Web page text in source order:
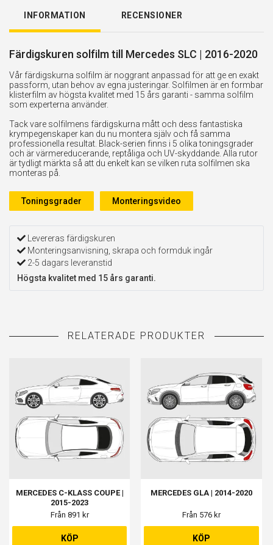
INFORMATION RECENSIONER
Färdigskuren solfilm till Mercedes SLC | 2016-2020
Vår färdigskurna solfilm är noggrant anpassad för att ge en exakt
passform, utan behov av egna justeringar. Solfilmen är en formbar
klisterfilm av högsta kvalitet med 15 års garanti - samma solfilm
som experterna använder.
Tack vare solfilmens färdigskurna mått och dess fantastiska
krympegenskaper kan du nu montera själv och få samma
professionella resultat. Black-serien finns i 5 olika toningsgrader
och är värmereducerande, reptåliga och UV-skyddande. Alla rutor
är tydligt märkta så att du enkelt kan se vilken ruta solfilmen ska
monteras på.
Toningsgrader Monteringsvideo
Levereras färdigskuren
Monteringsanvisning, skrapa och formduk ingår
2-5 dagars leveranstid
Högsta kvalitet med 15 års garanti.
MERCEDES C-KLASS COUPE |
2015-2023
Från 891 kr
KÖP
MERCEDES GLA | 2014-2020
Från 576 kr
KÖP